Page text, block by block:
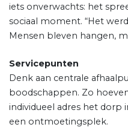
iets onverwachts: het
sociaal moment. “Het
Mensen bleven hangen,
Servicepunten
Denk aan centrale
boodschappen. Zo
individueel adres het dorp
een ontmoetingsplek.